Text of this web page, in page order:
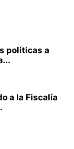
políticas a
a la Fiscalía